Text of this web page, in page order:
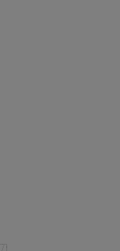
pour le moment.)